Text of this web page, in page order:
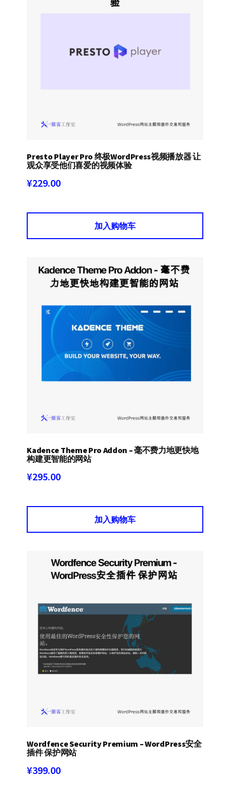
Presto Player Pro 终极WordPress视频播放器 让
观众享受他们喜爱的视频体验
¥229.00
加入购物车
Kadence Theme Pro Addon – 毫不费力地更快地
构建更智能的网站
¥295.00
加入购物车
Wordfence Security Premium – WordPress安全
插件 保护网站
¥399.00